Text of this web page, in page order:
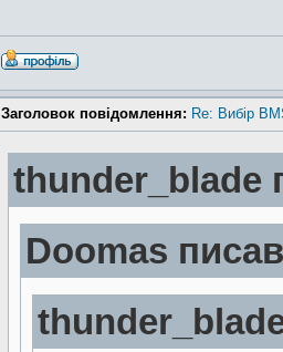
Заголовок повідомлення: Re: Вибір
thunder_blade
Doomas